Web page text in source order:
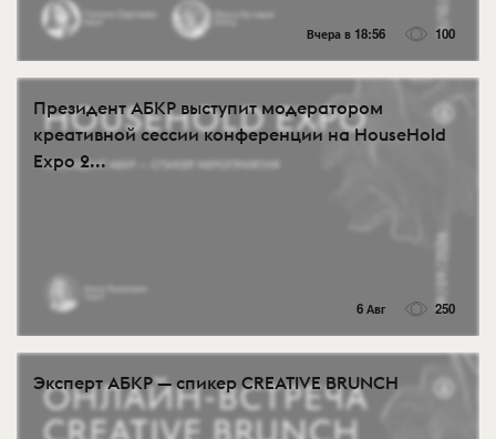
Вчера в 18:56 100
Президент АБКР выступит модератором
креативной сессии конференции на HouseHold
Expo 2...
6 Авг 250
Эксперт АБКР — спикер CREATIVE BRUNCH